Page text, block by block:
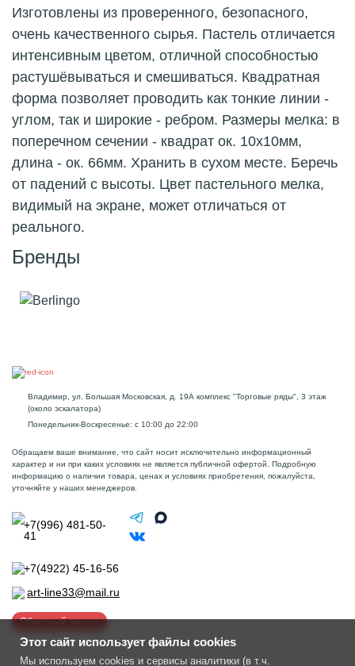
Изготовлены из проверенного, безопасного,
очень качественного сырья. Пастель отличается
интенсивным цветом, отличной способностью
растушёвываться и смешиваться. Квадратная
форма позволяет проводить как тонкие линии -
углом, так и широкие - ребром. Размеры мелка: в
поперечном сечении - квадрат ок. 10х10мм,
длина - ок. 66мм. Хранить в сухом месте. Беречь
от падений с высоты. Цвет пастельного мелка,
видимый на экране, может отличаться от
реального.
Бренды
Владимир, ул. Большая Московская, д. 19А комплекс "Торговые ряды", 3 этаж
(около эскалатора)
Понедельник-Воскресенье: с 10:00 до 22:00
Обращаем ваше внимание, что сайт носит исключительно информационный
характер и ни при каких условиях не является публичной офертой. Подробную
информацию о наличии товара, ценах и условиях приобретения, пожалуйста,
уточняйте у наших менеджеров.
+7(996) 481-50-
41
+7(4922) 45-16-56
art-line33@mail.ru
Обратный звонок
Этот сайт использует файлы cookies
Мы используем cookies и сервисы аналитики (в т.ч.